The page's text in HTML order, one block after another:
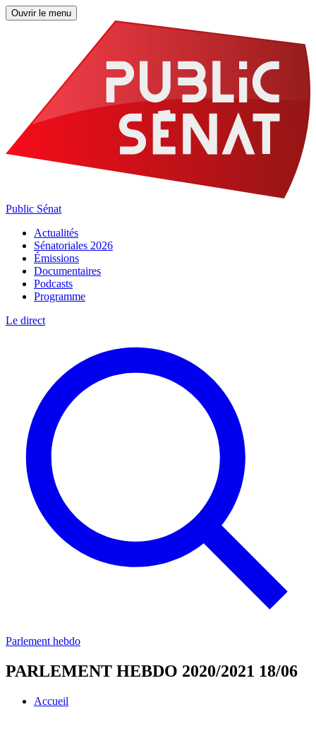
Ouvrir le menu
Public Sénat
Actualités
Sénatoriales 2026
Émissions
Documentaires
Podcasts
Programme
Le direct
Parlement hebdo
PARLEMENT HEBDO 2020/2021 18/06
Accueil